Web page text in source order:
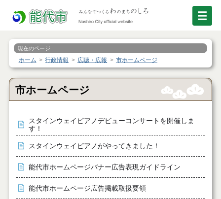
現在のページ
ホーム 行政情報 広聴・広報 市ホームページ
市ホームページ
スタインウェイピアノデビューコンサートを開催しま
す！
スタインウェイピアノがやってきました！
能代市ホームページバナー広告表現ガイドライン
能代市ホームページ広告掲載取扱要領